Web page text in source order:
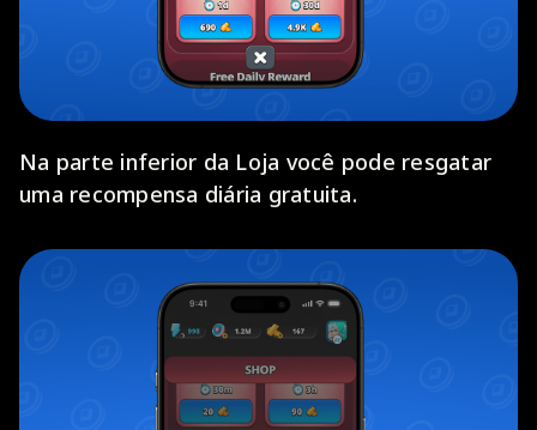
Na parte inferior da Loja você pode resgatar
uma recompensa diária gratuita.